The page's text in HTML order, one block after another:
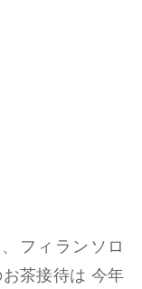
フィランソロ
茶接待は 今年